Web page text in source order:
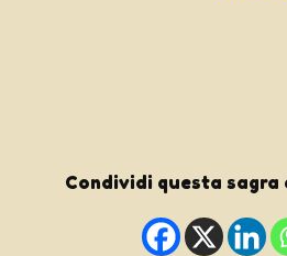
Condividi questa sagra